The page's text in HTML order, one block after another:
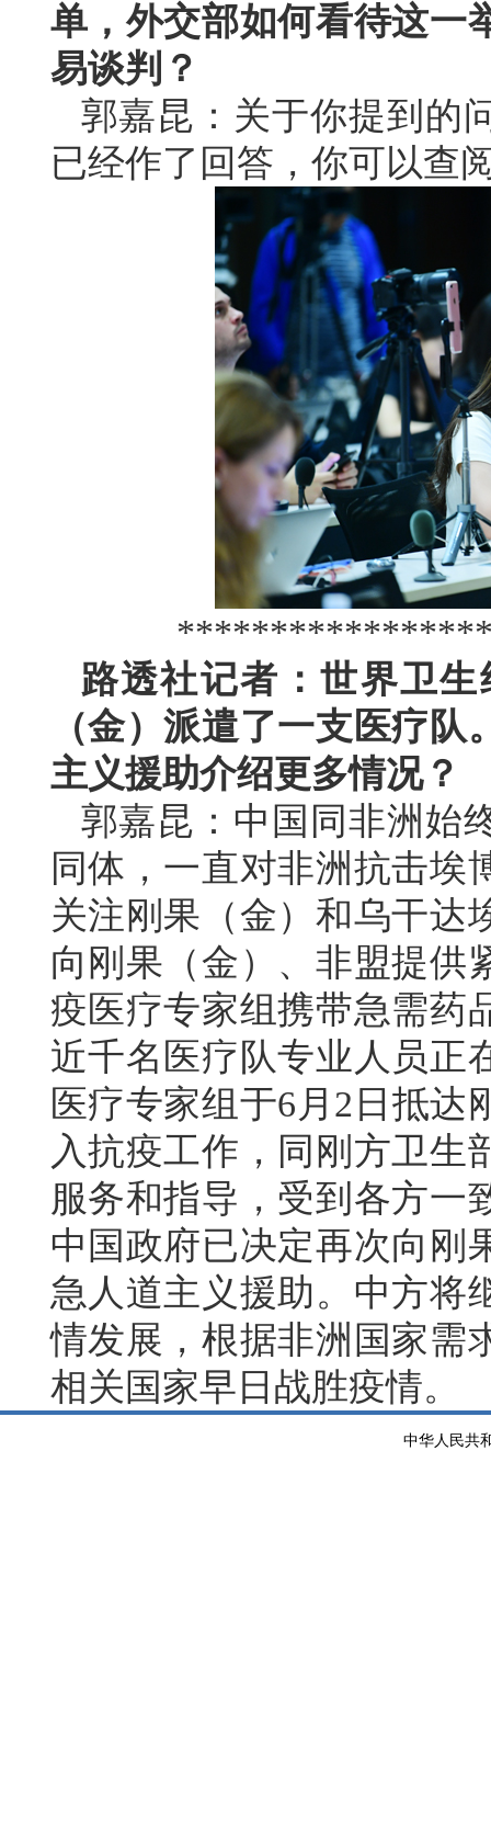
单，外交部如何看待这一
易谈判？
郭嘉昆：关于你提到的
已经作了回答，你可以查
路透社记者：世界卫
（金）派遣了一支医疗
主义援助介绍更多情况？
郭嘉昆：中国同非洲始
同体，一直对非洲抗击埃
关注刚果（金）和乌干达
向刚果（金）、非盟提供
疫医疗专家组携带急需药
近千名医疗队专业人员正
医疗专家组于6月2日抵
入抗疫工作，同刚方卫生
服务和指导，受到各方一
中国政府已决定再次向刚
急人道主义援助。中方将
情发展，根据非洲国家需
相关国家早日战胜疫情。
中华人民共